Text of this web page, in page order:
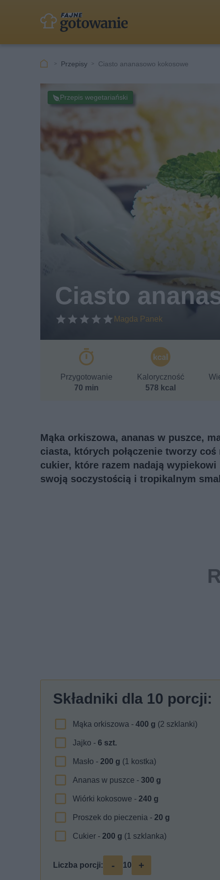
Przepisy Ciasto ananasowo kokosowe
Ciasto
Magda Panek
Przepis wegetariański
Przygotowanie
70 min
Kaloryczność
578 kcal
Mąka orkiszowa, ananas w puszce,
ciasta, których połączenie tworzy
cukier, które razem nadają
swoją soczystością i tropikalnym
Składniki dla 10 porcji:
Mąka orkiszowa - 400 g (2 szklanki)
Jajko - 6 szt.
Masło - 200 g (1 kostka)
Ananas w puszce - 300 g
Wiórki kokosowe - 240 g
Proszek do pieczenia - 20 g
Cukier - 200 g (1 szklanka)
Liczba porcji: - 10 +